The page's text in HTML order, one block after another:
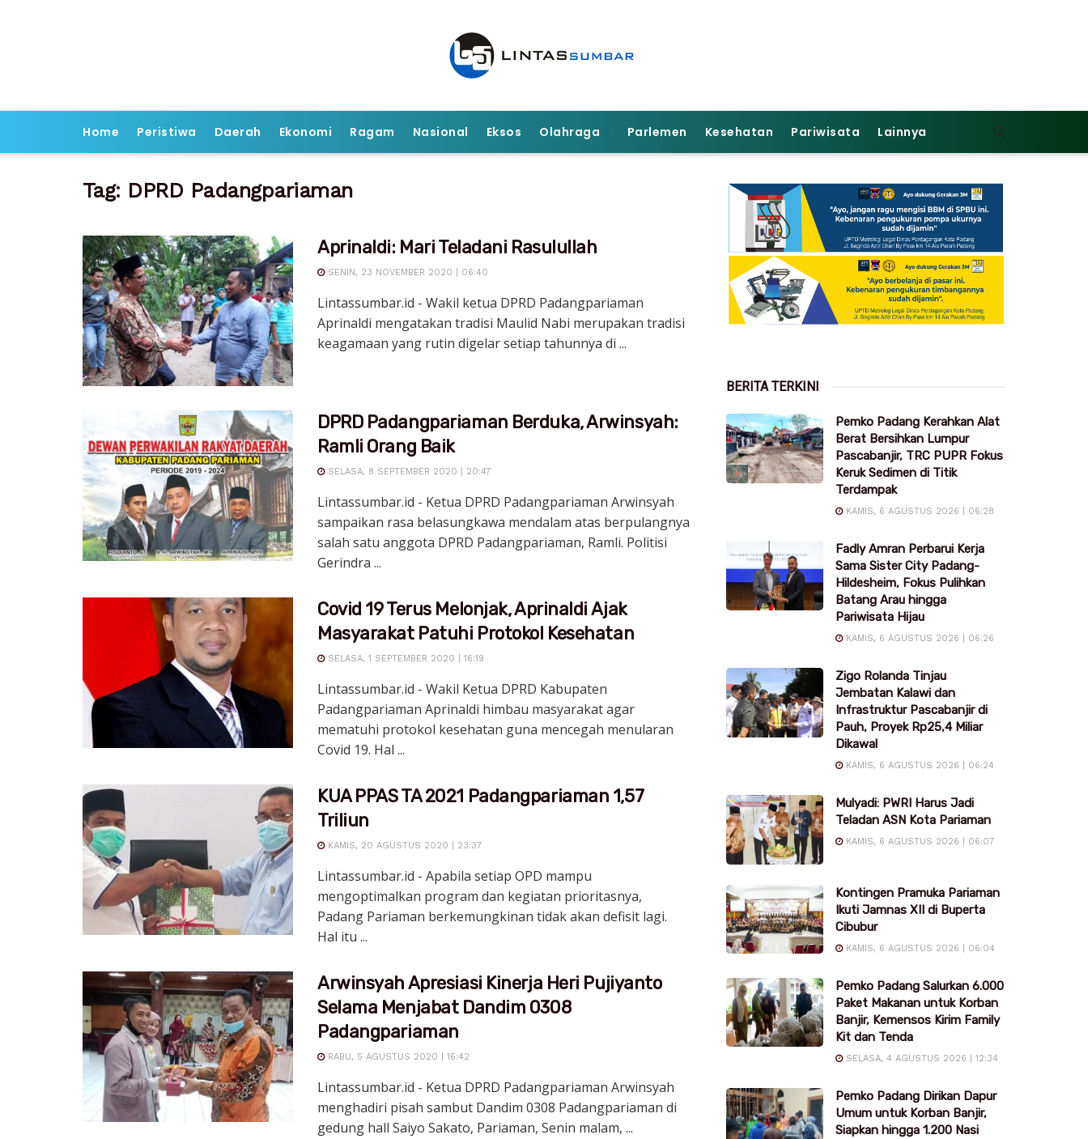
Home Peristiwa Daerah Ekonomi Ragam Nasional Eksos Olahraga Parlemen Kesehatan Pariwisata Lainnya
Tag: DPRD Padangpariaman
Aprinaldi: Mari Teladani Rasulullah
SENIN, 23 NOVEMBER 2020 | 06:40
Lintassumbar.id - Wakil ketua DPRD Padangpariaman
Aprinaldi mengatakan tradisi Maulid Nabi merupakan tradisi
keagamaan yang rutin digelar setiap tahunnya di ...
DPRD Padangpariaman Berduka, Arwinsyah:
Ramli Orang Baik
SELASA, 8 SEPTEMBER 2020 | 20:47
Lintassumbar.id - Ketua DPRD Padangpariaman Arwinsyah
sampaikan rasa belasungkawa mendalam atas berpulangnya
salah satu anggota DPRD Padangpariaman, Ramli. Politisi
Gerindra ...
Covid 19 Terus Melonjak, Aprinaldi Ajak
Masyarakat Patuhi Protokol Kesehatan
SELASA, 1 SEPTEMBER 2020 | 16:19
Lintassumbar.id - Wakil Ketua DPRD Kabupaten
Padangpariaman Aprinaldi himbau masyarakat agar
mematuhi protokol kesehatan guna mencegah menularan
Covid 19. Hal ...
KUA PPAS TA 2021 Padangpariaman 1,57
Triliun
KAMIS, 20 AGUSTUS 2020 | 23:37
Lintassumbar.id - Apabila setiap OPD mampu
mengoptimalkan program dan kegiatan prioritasnya,
Padang Pariaman berkemungkinan tidak akan defisit lagi.
Hal itu ...
Arwinsyah Apresiasi Kinerja Heri Pujiyanto
Selama Menjabat Dandim 0308
Padangpariaman
RABU, 5 AGUSTUS 2020 | 16:42
Lintassumbar.id - Ketua DPRD Padangpariaman Arwinsyah
menghadiri pisah sambut Dandim 0308 Padangpariaman di
gedung hall Saiyo Sakato, Pariaman, Senin malam, ...
BERITA TERKINI
Pemko Padang Kerahkan Alat
Berat Bersihkan Lumpur
Pascabanjir, TRC PUPR Fokus
Keruk Sedimen di Titik
Terdampak
KAMIS, 6 AGUSTUS 2026 | 06:28
Fadly Amran Perbarui Kerja
Sama Sister City Padang-
Hildesheim, Fokus Pulihkan
Batang Arau hingga
Pariwisata Hijau
KAMIS, 6 AGUSTUS 2026 | 06:26
Zigo Rolanda Tinjau
Jembatan Kalawi dan
Infrastruktur Pascabanjir di
Pauh, Proyek Rp25,4 Miliar
Dikawal
KAMIS, 6 AGUSTUS 2026 | 06:24
Mulyadi: PWRI Harus Jadi
Teladan ASN Kota Pariaman
KAMIS, 6 AGUSTUS 2026 | 06:07
Kontingen Pramuka Pariaman
Ikuti Jamnas XII di Buperta
Cibubur
KAMIS, 6 AGUSTUS 2026 | 06:04
Pemko Padang Salurkan 6.000
Paket Makanan untuk Korban
Banjir, Kemensos Kirim Family
Kit dan Tenda
SELASA, 4 AGUSTUS 2026 | 12:34
Pemko Padang Dirikan Dapur
Umum untuk Korban Banjir,
Siapkan hingga 1.200 Nasi